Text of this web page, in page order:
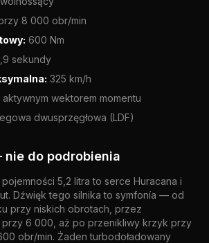
8 000 obr/min
600 Nm
sekundy
325 km/h
aktywnym wektorem momentu
dwusprzęgłowa (LDF)
nie do podrobienia
5,2 litra to serce Huracana i
Dźwięk tego silnika to symfonía — od
przy niskich obrotach, przez
przy 6 000, aż po przenikliwy krzyk przy
obr/min. Żaden turbodoładowany